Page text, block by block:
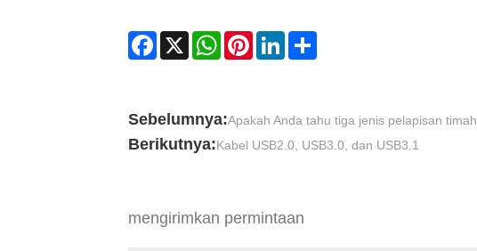
Facebook
X WhatsAppPinterestLinkedInShare
Sebelumnya:Apakah Anda tahu tiga jenis pelapisan timah
Berikutnya:Kabel USB2.0, USB3.0, dan USB3.1
mengirimkan permintaan